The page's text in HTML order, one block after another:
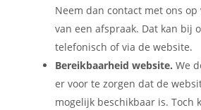
Neem dan contact met ons op
van een afspraak. Dat kan bij
telefonisch of via de website.
Bereikbaarheid website. We
er voor te zorgen dat de
mogelijk beschikbaar is. Toch